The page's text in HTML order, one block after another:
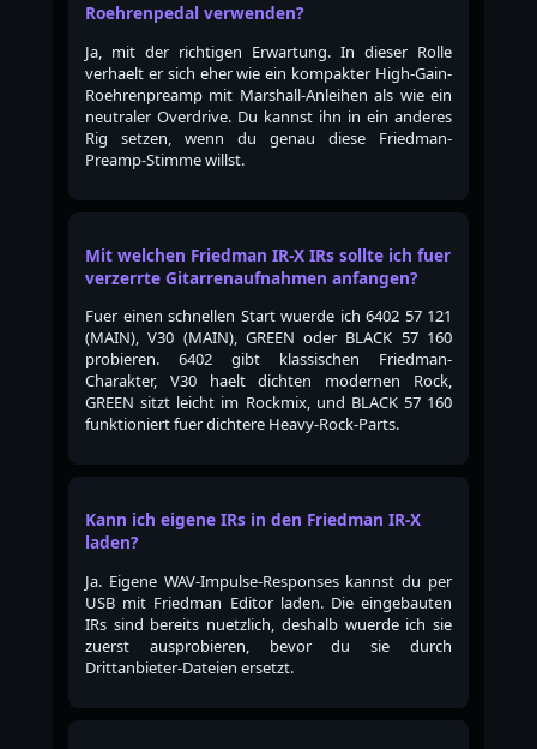
Roehrenpedal verwenden?
Ja, mit der richtigen Erwartung. In dieser Rolle
verhaelt er sich eher wie ein kompakter High-Gain-
Roehrenpreamp mit Marshall-Anleihen als wie ein
neutraler Overdrive. Du kannst ihn in ein anderes
Rig setzen, wenn du genau diese Friedman-
Preamp-Stimme willst.
Mit welchen Friedman IR-X IRs sollte ich fuer
verzerrte Gitarrenaufnahmen anfangen?
Fuer einen schnellen Start wuerde ich 6402 57 121
(MAIN), V30 (MAIN), GREEN oder BLACK 57 160
probieren. 6402 gibt klassischen Friedman-
Charakter, V30 haelt dichten modernen Rock,
GREEN sitzt leicht im Rockmix, und BLACK 57 160
funktioniert fuer dichtere Heavy-Rock-Parts.
Kann ich eigene IRs in den Friedman IR-X
laden?
Ja. Eigene WAV-Impulse-Responses kannst du per
USB mit Friedman Editor laden. Die eingebauten
IRs sind bereits nuetzlich, deshalb wuerde ich sie
zuerst ausprobieren, bevor du sie durch
Drittanbieter-Dateien ersetzt.